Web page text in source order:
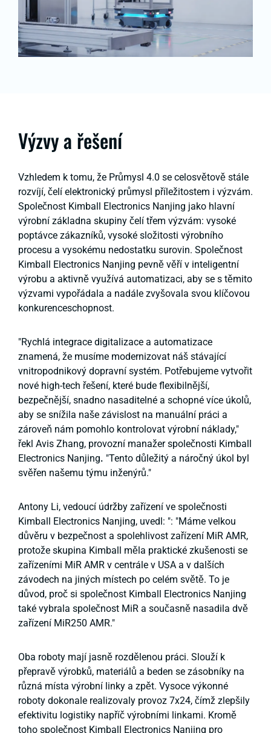
Výzvy a řešení
Vzhledem k tomu, že Průmysl 4.0 se celosvětově stále
rozvíjí, čelí elektronický průmysl příležitostem i výzvám.
Společnost Kimball Electronics Nanjing jako hlavní
výrobní základna skupiny čelí třem výzvám: vysoké
poptávce zákazníků, vysoké složitosti výrobního
procesu a vysokému nedostatku surovin. Společnost
Kimball Electronics Nanjing pevně věří v inteligentní
výrobu a aktivně využívá automatizaci, aby se s těmito
výzvami vypořádala a nadále zvyšovala svou klíčovou
konkurenceschopnost.
"Rychlá integrace digitalizace a automatizace
znamená, že musíme modernizovat náš stávající
vnitropodnikový dopravní systém. Potřebujeme vytvořit
nové high-tech řešení, které bude flexibilnější,
bezpečnější, snadno nasaditelné a schopné více úkolů,
aby se snížila naše závislost na manuální práci a
zároveň nám pomohlo kontrolovat výrobní náklady,"
řekl Avis Zhang, provozní manažer společnosti Kimball
Electronics Nanjing. "Tento důležitý a náročný úkol byl
svěřen našemu týmu inženýrů."
Antony Li, vedoucí údržby zařízení ve společnosti
Kimball Electronics Nanjing, uvedl: ": "Máme velkou
důvěru v bezpečnost a spolehlivost zařízení MiR AMR,
protože skupina Kimball měla praktické zkušenosti se
zařízeními MiR AMR v centrále v USA a v dalších
závodech na jiných místech po celém světě. To je
důvod, proč si společnost Kimball Electronics Nanjing
také vybrala společnost MiR a současně nasadila dvě
zařízení MiR250 AMR."
Oba roboty mají jasně rozdělenou práci. Slouží k
přepravě výrobků, materiálů a beden se zásobníky na
různá místa výrobní linky a zpět. Vysoce výkonné
roboty dokonale realizovaly provoz 7x24, čímž zlepšily
efektivitu logistiky napříč výrobními linkami. Kromě
toho společnost Kimball Electronics Nanjing pro